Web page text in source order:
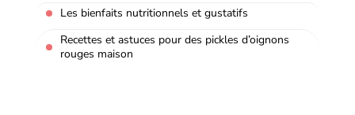
Les bienfaits nutritionnels et gustatifs
Recettes et astuces pour des pickles d’oignons
rouges maison